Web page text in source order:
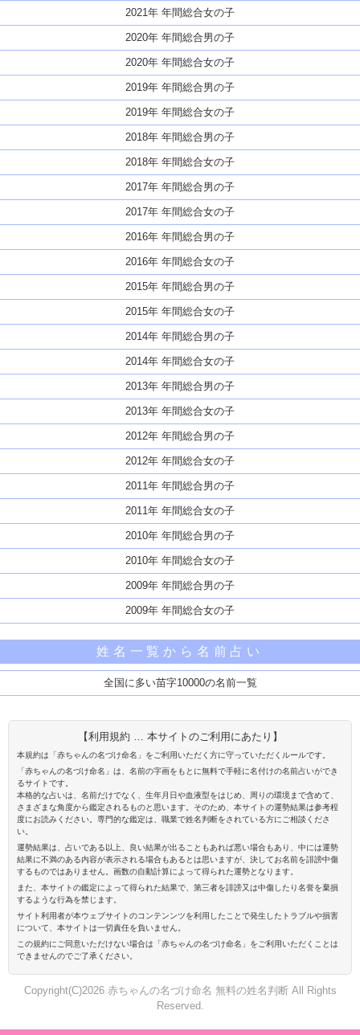
2021年 年間総合女の子
2020年 年間総合男の子
2020年 年間総合女の子
2019年 年間総合男の子
2019年 年間総合女の子
2018年 年間総合男の子
2018年 年間総合女の子
2017年 年間総合男の子
2017年 年間総合女の子
2016年 年間総合男の子
2016年 年間総合女の子
2015年 年間総合男の子
2015年 年間総合女の子
2014年 年間総合男の子
2014年 年間総合女の子
2013年 年間総合男の子
2013年 年間総合女の子
2012年 年間総合男の子
2012年 年間総合女の子
2011年 年間総合男の子
2011年 年間総合女の子
2010年 年間総合男の子
2010年 年間総合女の子
2009年 年間総合男の子
2009年 年間総合女の子
姓名一覧から名前占い
全国に多い苗字10000の名前一覧
【利用規約 … 本サイトのご利用にあたり】
本規約は「赤ちゃんの名づけ命名」をご利用いただく方に守っていただくルールです。
「赤ちゃんの名づけ命名」は、名前の字画をもとに無料で手軽に名付けの名前占いができ
るサイトです。
本格的な占いは、名前だけでなく、生年月日や血液型をはじめ、周りの環境まで含めて、
さまざまな角度から鑑定されるものと思います。そのため、本サイトの運勢結果は参考程
度にお読みください。専門的な鑑定は、職業で姓名判断をされている方にご相談くださ
い。
運勢結果は、占いである以上、良い結果が出ることもあれば悪い場合もあり、中には運勢
結果に不満のある内容が表示される場合もあるとは思いますが、決してお名前を誹謗中傷
するものではありません。画数の自動計算によって得られた運勢となります。
また、本サイトの鑑定によって得られた結果で、第三者を誹謗又は中傷したり名誉を棄損
するような行為を禁じます。
サイト利用者が本ウェブサイトのコンテンンツを利用したことで発生したトラブルや損害
について、本サイトは一切責任を負いません。
この規約にご同意いただけない場合は「赤ちゃんの名づけ命名」をご利用いただくことは
できませんのでご了承ください。
Copyright(C)2026 赤ちゃんの名づけ命名 無料の姓名判断 All Rights
Reserved.